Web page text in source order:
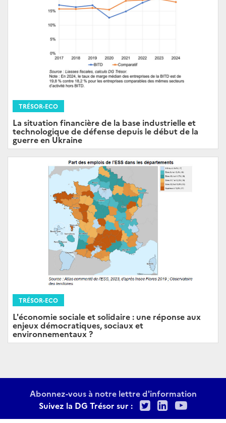
TRÉSOR-ECO
La situation financière de la base industrielle et
technologique de défense depuis le début de la
guerre en Ukraine
TRÉSOR-ECO
L'économie sociale et solidaire : une réponse aux
enjeux démocratiques, sociaux et
environnementaux ?
Abonnez-vous à notre lettre d'information
Suivez la DG Trésor sur :
TwitterLinkedIn